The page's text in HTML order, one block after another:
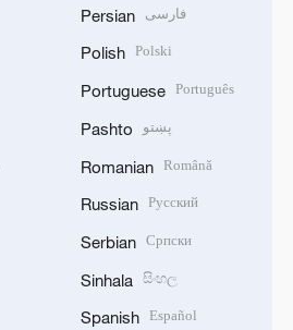
Persian فارسی
Polish Polski
Portuguese Português
Pashto پښتو
Romanian Română
Russian Русский
Serbian Српски
Sinhala සිංහල
Spanish Español